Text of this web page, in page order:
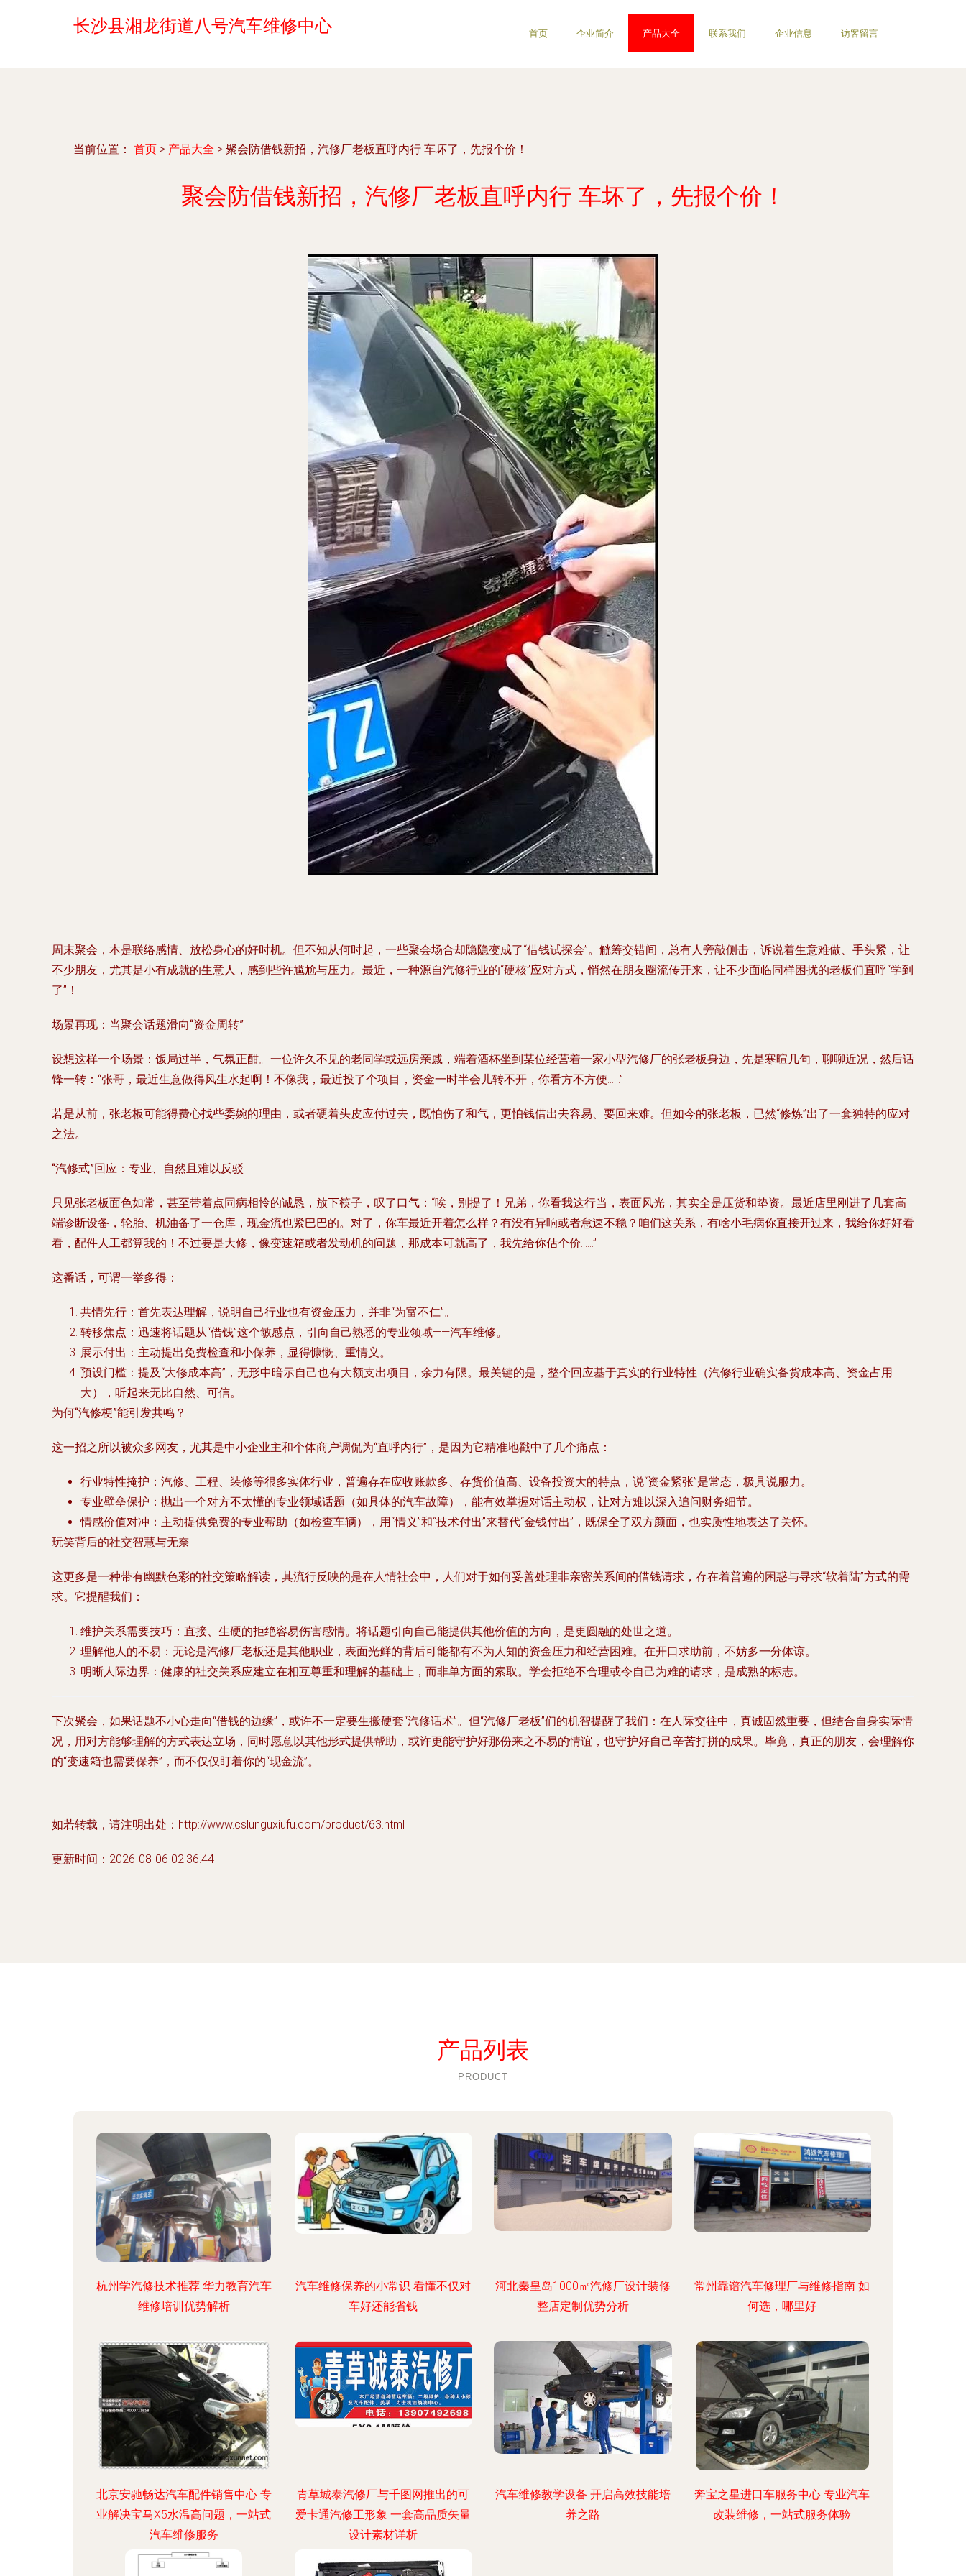
长沙县湘龙街道八号汽车维修中心 首页 企业简介 产品大全 联系我们 企业信息 访客留言
当前位置： 首页 > 产品大全 > 聚会防借钱新招，汽修厂老板直呼内行 车坏了，先报个价！
聚会防借钱新招，汽修厂老板直呼内行 车坏了，先报个价！
周末聚会，本是联络感情、放松身心的好时机。但不知从何时起，一些聚会场合却隐隐变成了“借钱试探会”。觥筹交错间，总有人旁敲侧击，诉说着生意难做、手头紧，让
不少朋友，尤其是小有成就的生意人，感到些许尴尬与压力。最近，一种源自汽修行业的“硬核”应对方式，悄然在朋友圈流传开来，让不少面临同样困扰的老板们直呼“学到
了”！
场景再现：当聚会话题滑向“资金周转”
设想这样一个场景：饭局过半，气氛正酣。一位许久不见的老同学或远房亲戚，端着酒杯坐到某位经营着一家小型汽修厂的张老板身边，先是寒暄几句，聊聊近况，然后话
锋一转：“张哥，最近生意做得风生水起啊！不像我，最近投了个项目，资金一时半会儿转不开，你看方不方便……”
若是从前，张老板可能得费心找些委婉的理由，或者硬着头皮应付过去，既怕伤了和气，更怕钱借出去容易、要回来难。但如今的张老板，已然“修炼”出了一套独特的应对
之法。
“汽修式”回应：专业、自然且难以反驳
只见张老板面色如常，甚至带着点同病相怜的诚恳，放下筷子，叹了口气：“唉，别提了！兄弟，你看我这行当，表面风光，其实全是压货和垫资。最近店里刚进了几套高
端诊断设备，轮胎、机油备了一仓库，现金流也紧巴巴的。对了，你车最近开着怎么样？有没有异响或者怠速不稳？咱们这关系，有啥小毛病你直接开过来，我给你好好看
看，配件人工都算我的！不过要是大修，像变速箱或者发动机的问题，那成本可就高了，我先给你估个价……”
这番话，可谓一举多得：
共情先行 ：首先表达理解，说明自己行业也有资金压力，并非“为富不仁”。
转移焦点 ：迅速将话题从“借钱”这个敏感点，引向自己熟悉的专业领域——汽车维修。
展示付出 ：主动提出免费检查和小保养，显得慷慨、重情义。
预设门槛 ：提及“大修成本高”，无形中暗示自己也有大额支出项目，余力有限。最关键的是，整个回应基于真实的行业特性（汽修行业确实备货成本高、资金占用
大），听起来无比自然、可信。
为何“汽修梗”能引发共鸣？
这一招之所以被众多网友，尤其是中小企业主和个体商户调侃为“直呼内行”，是因为它精准地戳中了几个痛点：
行业特性掩护 ：汽修、工程、装修等很多实体行业，普遍存在应收账款多、存货价值高、设备投资大的特点，说“资金紧张”是常态，极具说服力。
专业壁垒保护 ：抛出一个对方不太懂的专业领域话题（如具体的汽车故障），能有效掌握对话主动权，让对方难以深入追问财务细节。
情感价值对冲 ：主动提供免费的专业帮助（如检查车辆），用“情义”和“技术付出”来替代“金钱付出”，既保全了双方颜面，也实质性地表达了关怀。
玩笑背后的社交智慧与无奈
这更多是一种带有幽默色彩的社交策略解读，其流行反映的是在人情社会中，人们对于如何妥善处理非亲密关系间的借钱请求，存在着普遍的困惑与寻求“软着陆”方式的需
求。它提醒我们：
维护关系需要技巧 ：直接、生硬的拒绝容易伤害感情。将话题引向自己能提供其他价值的方向，是更圆融的处世之道。
理解他人的不易 ：无论是汽修厂老板还是其他职业，表面光鲜的背后可能都有不为人知的资金压力和经营困难。在开口求助前，不妨多一分体谅。
明晰人际边界 ：健康的社交关系应建立在相互尊重和理解的基础上，而非单方面的索取。学会拒绝不合理或令自己为难的请求，是成熟的标志。
下次聚会，如果话题不小心走向“借钱的边缘”，或许不一定要生搬硬套“汽修话术”。但“汽修厂老板”们的机智提醒了我们：在人际交往中，真诚固然重要，但结合自身实际情
况，用对方能够理解的方式表达立场，同时愿意以其他形式提供帮助，或许更能守护好那份来之不易的情谊，也守护好自己辛苦打拼的成果。毕竟，真正的朋友，会理解你
的“变速箱也需要保养”，而不仅仅盯着你的“现金流”。
如若转载，请注明出处：http://www.cslunguxiufu.com/product/63.html
更新时间：2026-08-06 02:36:44
产品列表
PRODUCT
杭州学汽修技术推荐 华力教育汽车
维修培训优势解析
汽车维修保养的小常识 看懂不仅对
车好还能省钱
河北秦皇岛1000㎡汽修厂设计装修
整店定制优势分析
常州靠谱汽车修理厂与维修指南 如
何选，哪里好
北京安驰畅达汽车配件销售中心 专
业解决宝马X5水温高问题，一站式
汽车维修服务
青草城泰汽修厂与千图网推出的可
爱卡通汽修工形象 一套高品质矢量
设计素材详析
汽车维修教学设备 开启高效技能培
养之路
奔宝之星进口车服务中心 专业汽车
改装维修，一站式服务体验